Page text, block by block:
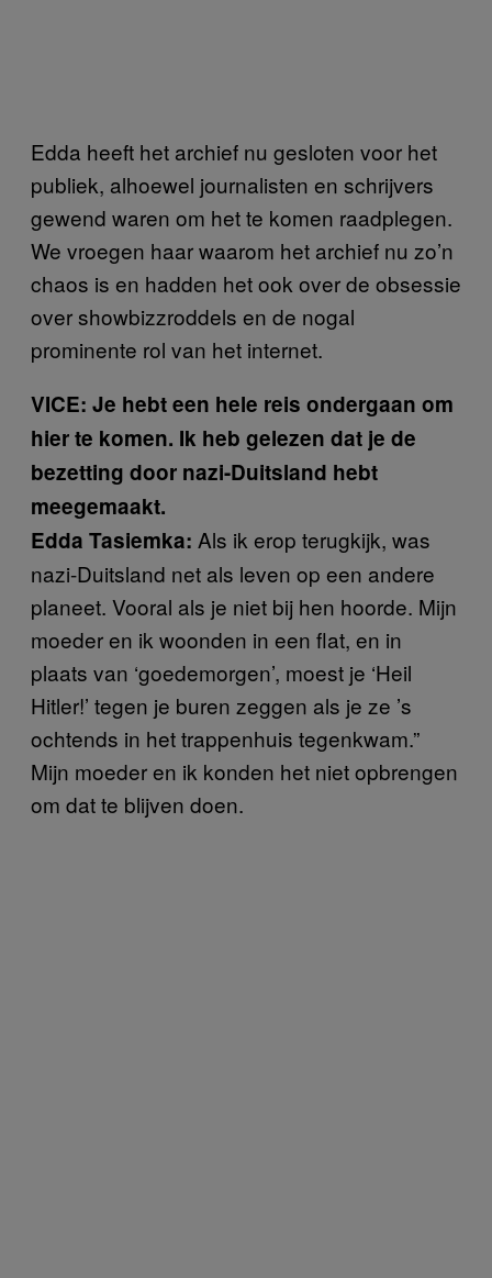
Edda heeft het archief nu gesloten voor het
publiek, alhoewel journalisten en schrijvers
gewend waren om het te komen raadplegen.
We vroegen haar waarom het archief nu zo’n
chaos is en hadden het ook over de obsessie
over showbizzroddels en de nogal
prominente rol van het internet.
VICE: Je hebt een hele reis ondergaan om
hier te komen. Ik heb gelezen dat je de
bezetting door nazi-Duitsland hebt
meegemaakt.
Edda Tasiemka: Als ik erop terugkijk, was
nazi-Duitsland net als leven op een andere
planeet. Vooral als je niet bij hen hoorde. Mijn
moeder en ik woonden in een flat, en in
plaats van ‘goedemorgen’, moest je ‘Heil
Hitler!’ tegen je buren zeggen als je ze ’s
ochtends in het trappenhuis tegenkwam.”
Mijn moeder en ik konden het niet opbrengen
om dat te blijven doen.